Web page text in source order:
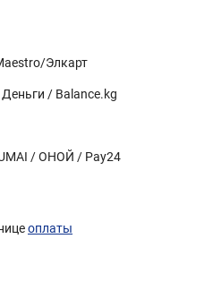
Элкарт
/ Balance.kg
/ ОНОЙ / Pay24
оплаты